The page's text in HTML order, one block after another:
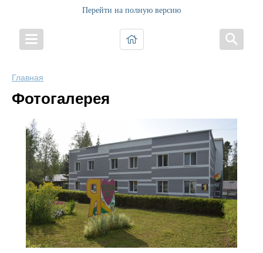
Перейти на полную версию
Главная
Фотогалерея